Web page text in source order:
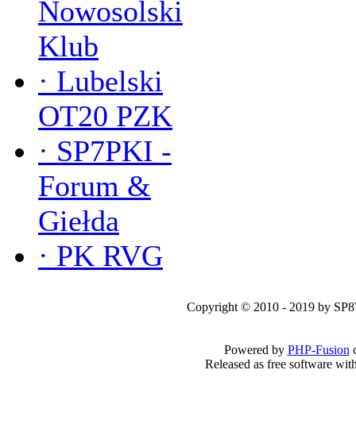
Nowosolski
Klub
· Lubelski
OT20 PZK
· SP7PKI -
Forum &
Giełda
· PK RVG
Copyright © 2010 - 2019 by
Powered by PHP-Fusion
Released as free software